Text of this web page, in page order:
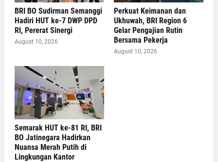
BRI BO Sudirman Semanggi
Hadiri HUT ke-7 DWP DPD
RI, Pererat Sinergi
August 10, 2026
Perkuat Keimanan dan
Ukhuwah, BRI Region 6
Gelar Pengajian Rutin
Bersama Pekerja
August 10, 2026
Semarak HUT ke-81 RI, BRI
BO Jatinegara Hadirkan
Nuansa Merah Putih di
Lingkungan Kantor